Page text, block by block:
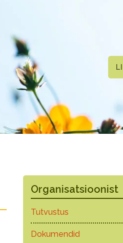
Organisatsioonist
Tutvustus
Dokumendid